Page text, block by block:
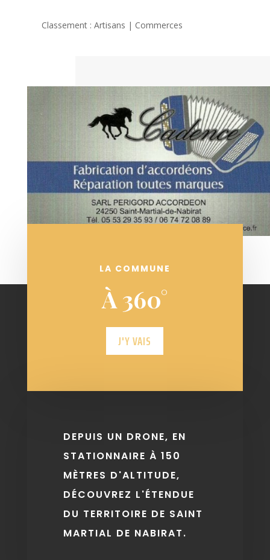
Classement : Artisans | Commerces
LA COMMUNE
À 360°
J'Y VAIS
DEPUIS UN DRONE, EN
STATIONNAIRE À 150
MÈTRES D'ALTITUDE,
DÉCOUVREZ L'ÉTENDUE
DU TERRITOIRE DE SAINT
MARTIAL DE NABIRAT.